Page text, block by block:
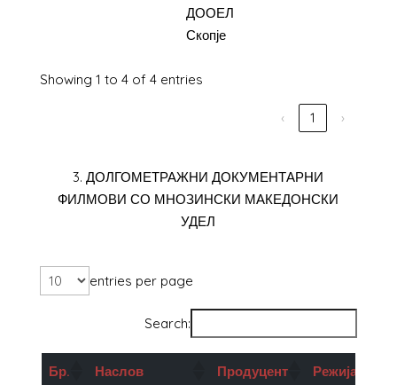
ДООЕЛ
Скопје
Showing 1 to 4 of 4 entries
‹ 1 ›
3. ДОЛГОМЕТРАЖНИ ДОКУМЕНТАРНИ
ФИЛМОВИ СО МНОЗИНСКИ МАКЕДОНСКИ
УДЕЛ
entries per page
Search:
Бр. Наслов Продуцент Режија